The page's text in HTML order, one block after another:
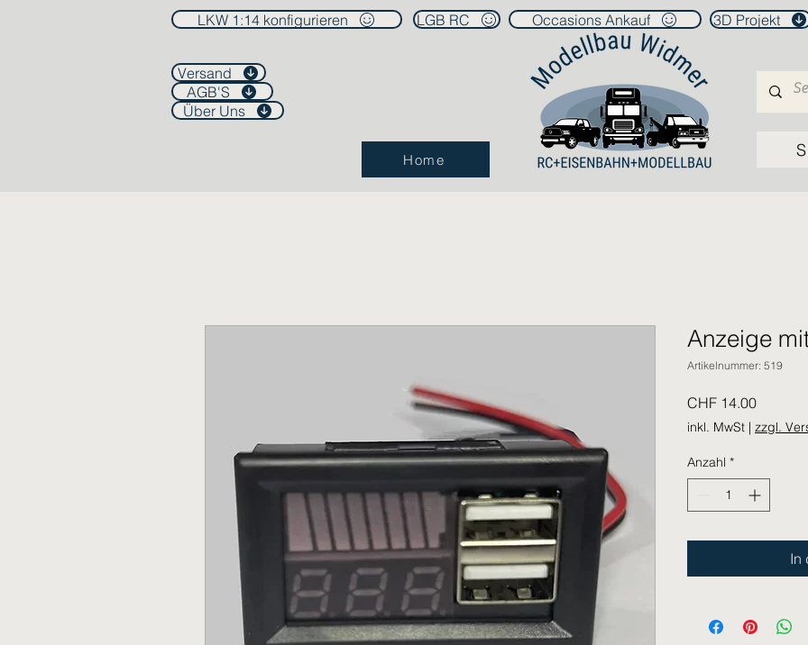
LKW 1:14 konfigurieren LGB RC
Versand
AGB'S
Über Uns
Home
Occasions Ankauf 3D Projekt
Anzeige
Artikelnummer: 519
CHF 14.00Preis
inkl. MwSt | zzgl.
Anzahl *
In